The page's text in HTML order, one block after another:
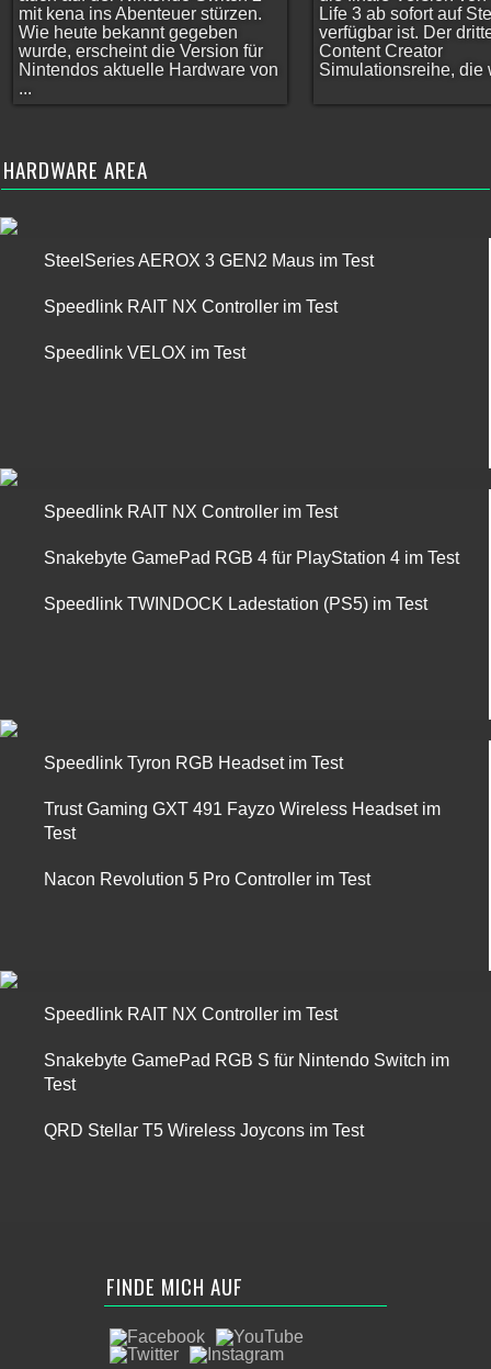
mit kena ins Abenteuer stürzen.
Wie heute bekannt gegeben
wurde, erscheint die Version für
Nintendos aktuelle Hardware von
...
Life 3 ab sofort auf
verfügbar ist. Der
Content Creator
Simulationsreihe, die
HARDWARE AREA
SteelSeries AEROX 3 GEN2 Maus im Test
Speedlink RAIT NX Controller im Test
Speedlink VELOX im Test
Speedlink RAIT NX Controller im Test
Snakebyte GamePad RGB 4 für PlayStation 4 im Test
Speedlink TWINDOCK Ladestation (PS5) im Test
Speedlink Tyron RGB Headset im Test
Trust Gaming GXT 491 Fayzo Wireless Headset im
Test
Nacon Revolution 5 Pro Controller im Test
Speedlink RAIT NX Controller im Test
Snakebyte GamePad RGB S für Nintendo Switch im
Test
QRD Stellar T5 Wireless Joycons im Test
FINDE MICH AUF